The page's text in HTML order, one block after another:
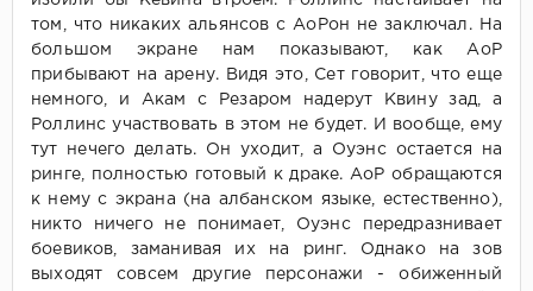
том, что никаких альянсов с АоРон не заключал. На
большом экране нам показывают, как АоР
прибывают на арену. Видя это, Сет говорит, что еще
немного, и Акам с Резаром надерут Квину зад, а
Роллинс участвовать в этом не будет. И вообще, ему
тут нечего делать. Он уходит, а Оуэнс остается на
ринге, полностью готовый к драке. АоР обращаются
к нему с экрана (на албанском языке, естественно),
никто ничего не понимает, Оуэнс передразнивает
боевиков, заманивая их на ринг. Однако на зов
выходят совсем другие персонажи - обиженный